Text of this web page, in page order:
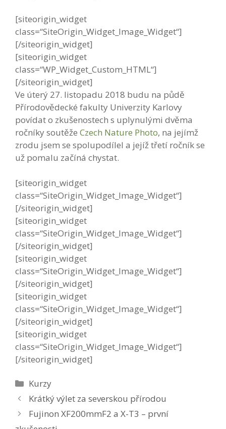
[siteorigin_widget
class=“SiteOrigin_Widget_Image_Widget“]
[/siteorigin_widget]
[siteorigin_widget
class=“WP_Widget_Custom_HTML“]
[/siteorigin_widget]
Ve úterý 27. listopadu 2018 budu na půdě
Přírodovědecké fakulty Univerzity Karlovy
povídat o zkušenostech s uplynulými dvěma
ročníky soutěže Czech Nature Photo, na jejímž
zrodu jsem se spolupodílel a jejíž třetí ročník se
už pomalu začíná chystat.
[siteorigin_widget
class=“SiteOrigin_Widget_Image_Widget“]
[/siteorigin_widget]
[siteorigin_widget
class=“SiteOrigin_Widget_Image_Widget“]
[/siteorigin_widget]
[siteorigin_widget
class=“SiteOrigin_Widget_Image_Widget“]
[/siteorigin_widget]
[siteorigin_widget
class=“SiteOrigin_Widget_Image_Widget“]
[/siteorigin_widget]
[siteorigin_widget
class=“SiteOrigin_Widget_Image_Widget“]
[/siteorigin_widget]
Rubriky
Kurzy
Krátký výlet za severskou přírodou
Fujinon XF200mmF2 a X-T3 – první